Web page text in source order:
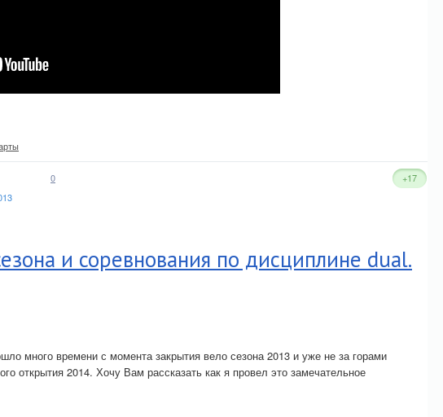
0
+17
и соревнования по дисциплине dual.
много времени с момента закрытия вело сезона 2013 и уже не за горами
открытия 2014. Хочу Вам рассказать как я провел это замечательное